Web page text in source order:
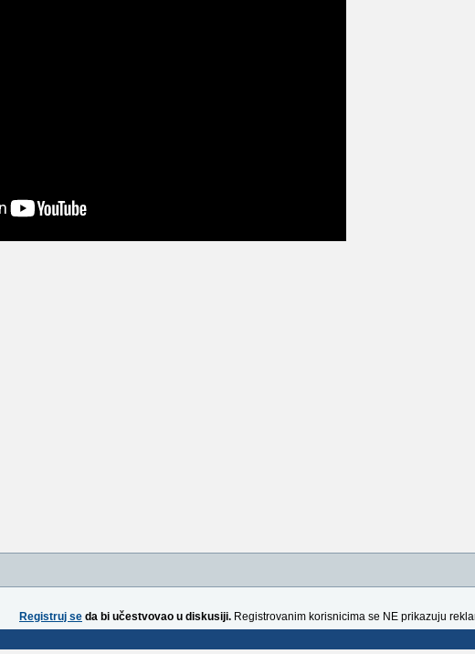
Registruj se da bi učestvovao u diskusiji. Registrovanim korisnicima se NE prikazuju